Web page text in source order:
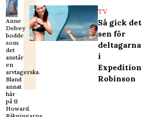
Anne
Delvey
bodde
som
det
anstår
en
arvtagerska.
Bland
annat
här
på 11
Howard.
TV
Så gick det
sen för
deltagarna
i
Expedition
Robinson